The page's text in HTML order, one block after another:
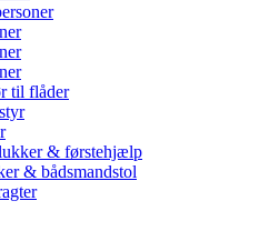
til flåder
& førstehjælp
& bådsmandstol